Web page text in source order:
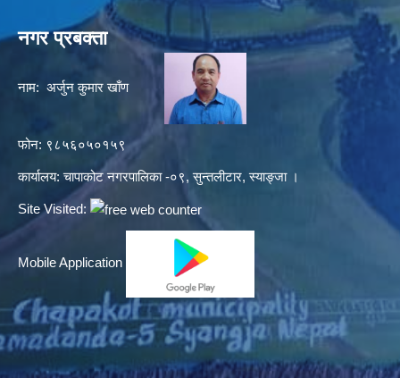
नगर प्रबक्ता
नाम: अर्जुन कुमार खाँण
फोन: ९८५६०५०१५९
कार्यालय: चापाकोट नगरपालिका -०९, सुन्तलीटार, स्याङ्जा ।
Site Visited:
Mobile Application